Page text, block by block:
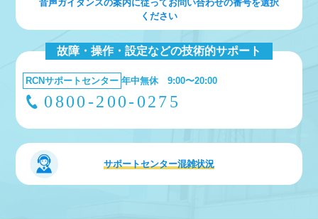
音声ガイダンスの案内に従ってお問い合わせの番号を選択
ください
故障・操作・設定などの技術的サポート
RCNサポートセンター 年中無休 9:00〜20:00
0800-200-0275
サポートセンター混雑状況